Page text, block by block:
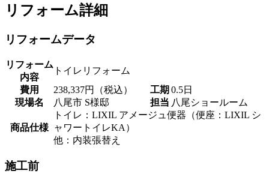
リフォーム詳細
リフォームデータ
リフォーム
内容
トイレリフォーム
費用
238,337円（税込） 工期 0.5日
現場名
八尾市 S様邸 担当 八尾ショールーム
商品仕様
トイレ：LIXIL アメージュ便器（便座：LIXIL シ
ャワートイレKA）
他：内装張替え
施工前